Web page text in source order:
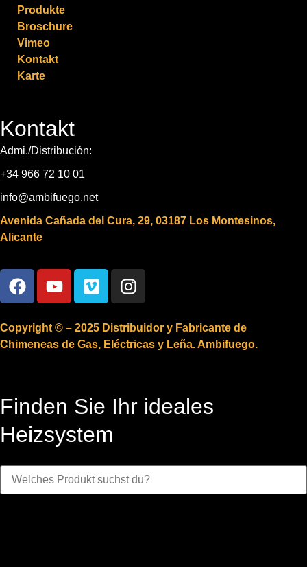
Produkte
Broschure
Vimeo
Kontakt
Karte
Kontakt
Admi./Distribución:
+34 966 72 10 01
info@ambifuego.net
Avenida Cañada del Cura, 29, 03187 Los Montesinos,
Alicante
Copyright © – 2025 Distribuidor y Fabricante de
Chimeneas de Gas, Eléctricas y Leña. Ambifuego.
Finden Sie Ihr ideales
Heizsystem